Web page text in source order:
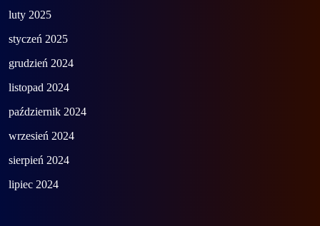
luty 2025
styczeń 2025
grudzień 2024
listopad 2024
październik 2024
wrzesień 2024
sierpień 2024
lipiec 2024